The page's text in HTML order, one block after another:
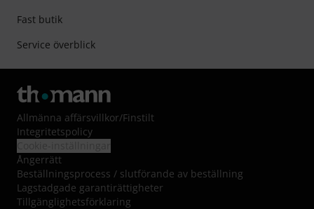
Fast butik
Service överblick
Allmänna affärsvillkor/Finstilt
Integritetspolicy
Ångerrätt
Beställningsprocess / slutförande av beställning
Lagstadgade garantirättigheter
Tillgänglighetsförklaring